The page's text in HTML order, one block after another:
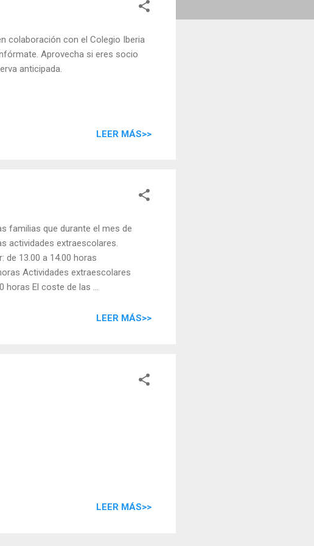
colaboración con el Colegio Iberia
Aprovecha si eres socio
anticipada.
LEER MÁS>>
familias que durante el mes de
actividades extraescolares.
de 13.00 a 14.00 horas
extraescolares
El coste de las ...
LEER MÁS>>
LEER MÁS>>